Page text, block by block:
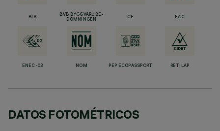
BIS
BVB BYGGVARUBE-
DÖMNINGEN
CE EAC
ENEC-03 NOM PEP ECOPASSPORT RETILAP
DATOS FOTOMÉTRICOS